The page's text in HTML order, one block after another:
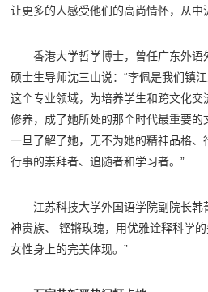
让更多的人感受他们的高尚情怀，从中
香港大学哲学博士，曾任广东外
硕士生导师沈三山说：“李佩是我们镇
这个专业领域，为培养学生和跨文化
修养，成了她所处的那个时代最重要
一旦了解了她，无不为她的精神品格
行事的崇拜者、追随者和学习者。”
江苏科技大学外国语学院副院长韩
神贵族、 铿锵玫瑰，用优雅诠释科学
女性身上的完美体现。”